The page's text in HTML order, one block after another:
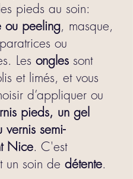
pieds au soin:
ou peeling, masque,
ou
Les ongles sont
et limés, et vous
d’appliquer ou
pieds, un gel
vernis semi-
Nice. C'est
un soin de détente.